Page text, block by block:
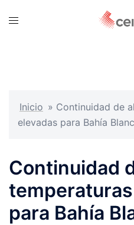
Toggle
Inicio » Continuidad de
elevadas para Bahía
Continuidad
para Bahía